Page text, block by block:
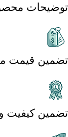
توضیحات
تضمین قیمت
تضمین کیفیت